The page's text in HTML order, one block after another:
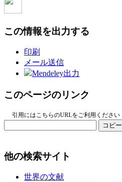
この情報を出力する
印刷
メール送信
Mendeley出力
このページのリンク
引用にはこちらのURLをご利用ください
コピー
他の検索サイト
世界の文献